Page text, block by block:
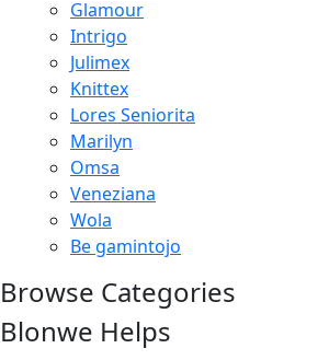
Glamour
Intrigo
Julimex
Knittex
Lores Seniorita
Marilyn
Omsa
Veneziana
Wola
Be gamintojo
Browse Categories
Blonwe Helps